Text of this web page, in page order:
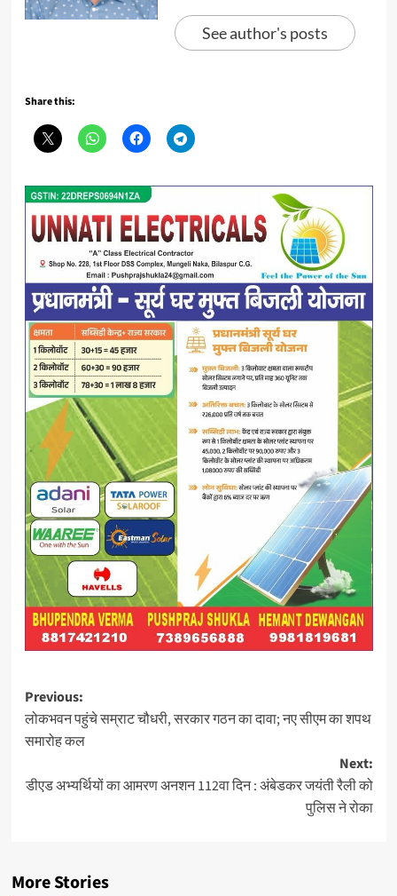
See author's posts
Share this:
Post
navigation
Previous:
लोकभवन पहुंचे सम्राट चौधरी, सरकार गठन का दावा; नए सीएम का शपथ
समारोह कल
Next:
डीएड अभ्यर्थियों का आमरण अनशन 112वा दिन : अंबेडकर जयंती रैली को
पुलिस ने रोका
More Stories